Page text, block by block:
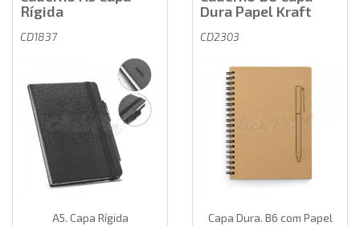
Rígida
CD1837
A5. Capa Rígida
Dura Papel Kraft
CD2303
Capa Dura. B6 com Papel